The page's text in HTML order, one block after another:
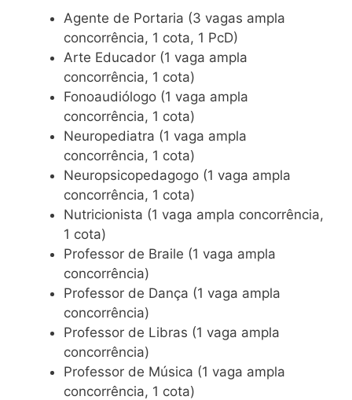
Agente de Portaria (3 vagas ampla
concorrência, 1 cota, 1 PcD)
Arte Educador (1 vaga ampla
concorrência, 1 cota)
Fonoaudiólogo (1 vaga ampla
concorrência, 1 cota)
Neuropediatra (1 vaga ampla
concorrência, 1 cota)
Neuropsicopedagogo (1 vaga ampla
concorrência, 1 cota)
Nutricionista (1 vaga ampla concorrência,
1 cota)
Professor de Braile (1 vaga ampla
concorrência)
Professor de Dança (1 vaga ampla
concorrência)
Professor de Libras (1 vaga ampla
concorrência)
Professor de Música (1 vaga ampla
concorrência, 1 cota)